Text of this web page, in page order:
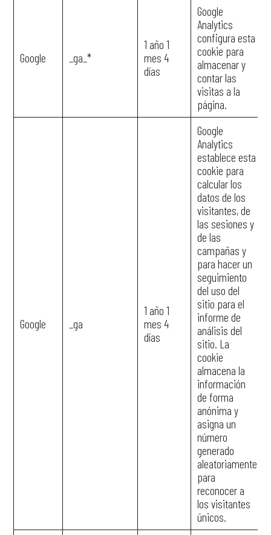
Google _ga_*
1 año 1
mes 4
días
Google
Analytics
configura esta
cookie para
almacenar y
contar las
visitas a la
página.
Google _ga
1 año 1
mes 4
días
Google
Analytics
establece esta
cookie para
calcular los
datos de los
visitantes, de
las sesiones y
de las
campañas y
para hacer un
seguimiento
del uso del
sitio para el
informe de
análisis del
sitio. La
cookie
almacena la
información
de forma
anónima y
asigna un
número
generado
aleatoriamente
para
reconocer a
los visitantes
únicos.